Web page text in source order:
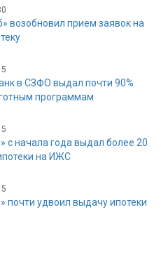
возобновил прием заявок на
в СЗФО выдал почти 90%
программам
с начала года выдал более 20
на ИЖС
почти удвоил выдачу ипотеки